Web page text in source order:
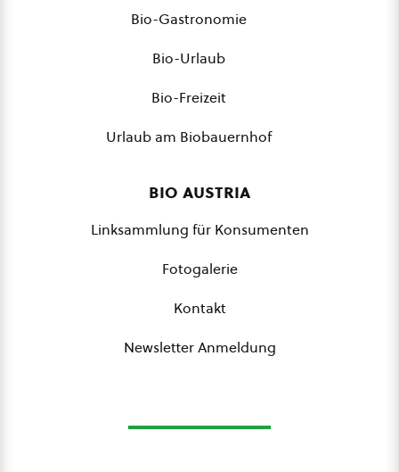
Bio-Gastronomie
Bio-Urlaub
Bio-Freizeit
Urlaub am Biobauernhof
bio austria
Linksammlung für Konsumenten
Fotogalerie
Kontakt
Newsletter Anmeldung